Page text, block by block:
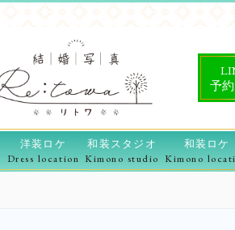
予
洋装ロケ
Dress location
和装スタジオ
Kimono studio
和装ロケ
Kimono